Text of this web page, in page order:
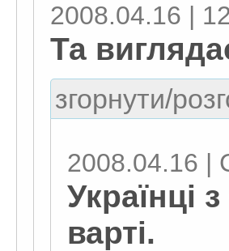
2008.04.16 |
Та
згорнути/
2008.04.16 |
Українці
варті.